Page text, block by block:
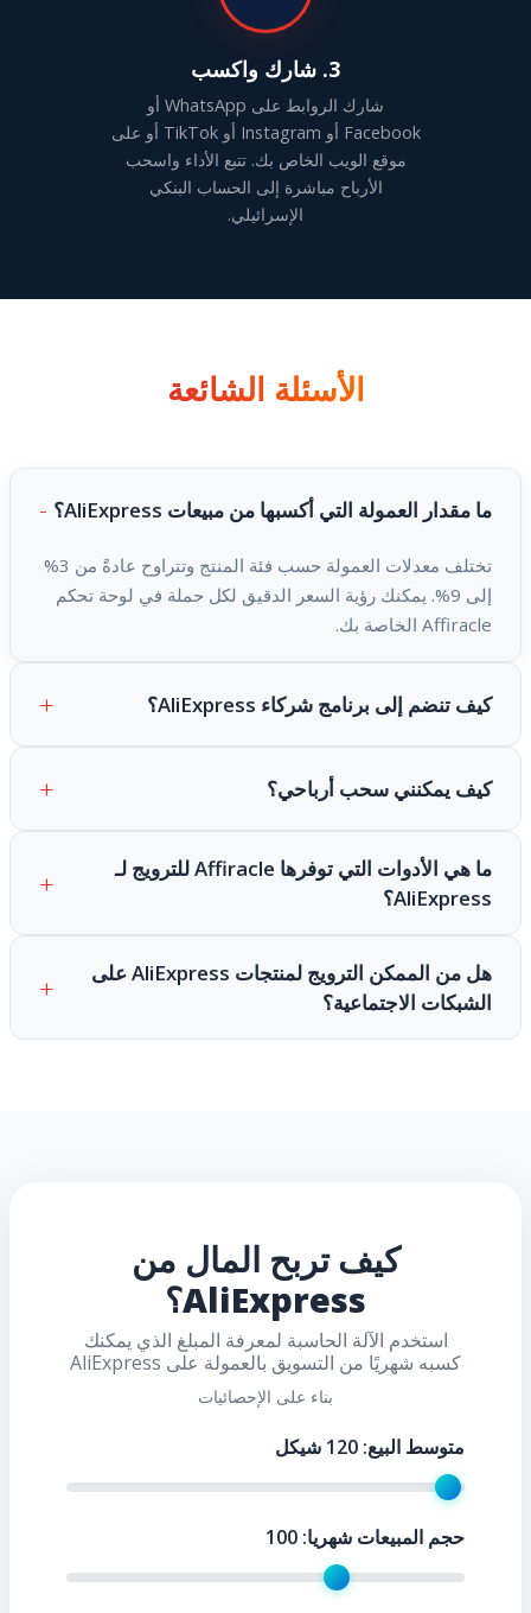
3. شارك واكسب
شارك الروابط على WhatsApp أو
Facebook أو Instagram أو TikTok أو على
موقع الويب الخاص بك. تتبع الأداء واسحب
الأرباح مباشرة إلى الحساب البنكي
الإسرائيلي.
الأسئلة الشائعة
ما مقدار العمولة التي أكسبها من مبيعات AliExpress؟
تختلف معدلات العمولة حسب فئة المنتج وتتراوح عادةً من 3%
إلى 9%. يمكنك رؤية السعر الدقيق لكل حملة في لوحة تحكم
Affiracle الخاصة بك.
كيف تنضم إلى برنامج شركاء AliExpress؟
كيف يمكنني سحب أرباحي؟
ما هي الأدوات التي توفرها Affiracle للترويج لـ
AliExpress؟
هل من الممكن الترويج لمنتجات AliExpress على
الشبكات الاجتماعية؟
كيف تربح المال من
AliExpress؟
استخدم الآلة الحاسبة لمعرفة المبلغ الذي يمكنك
كسبه شهريًا من التسويق بالعمولة على AliExpress
بناء على الإحصائيات
متوسط ​​البيع: 120 شيكل
حجم المبيعات شهريا: 100